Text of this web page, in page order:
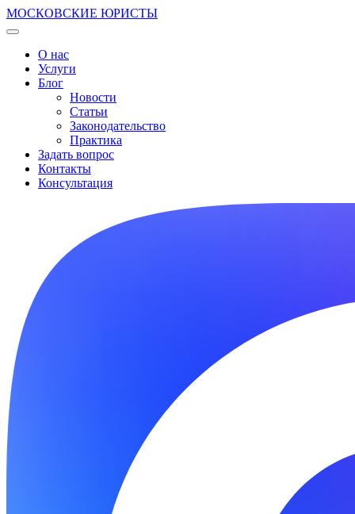
МОСКОВСКИЕ ЮРИСТЫ
О нас
Услуги
Блог
Новости
Статьи
Законодательство
Практика
Задать вопрос
Контакты
Консультация